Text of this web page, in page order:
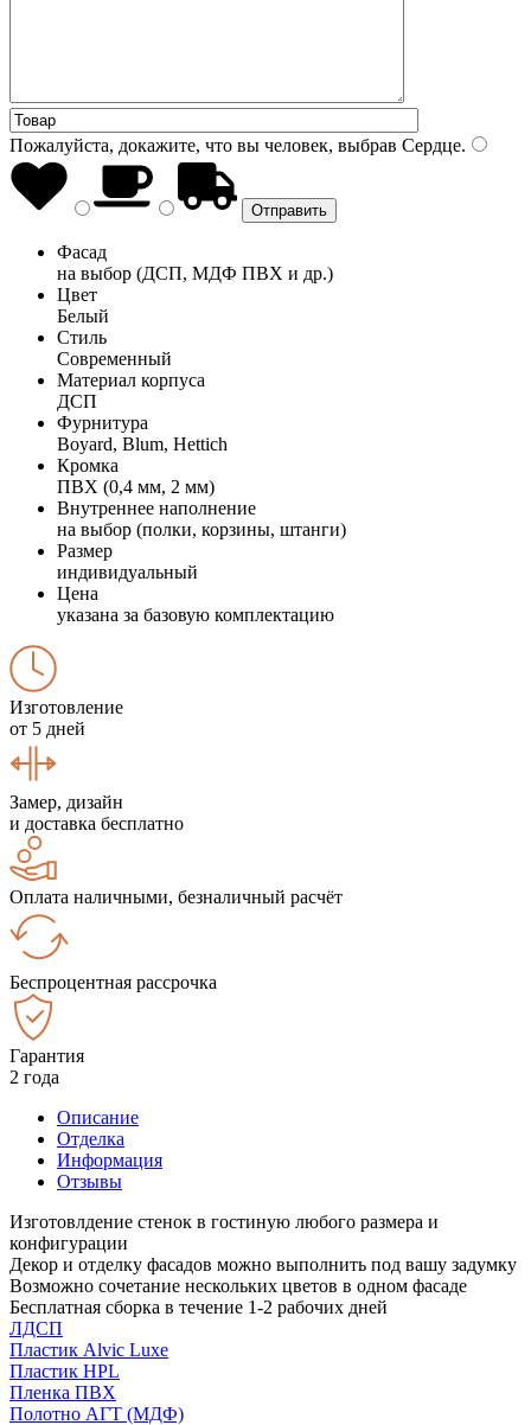
Пожалуйста, докажите, что вы человек, выбрав Сердце.
Фасад
на выбор (ДСП, МДФ ПВХ и др.)
Цвет
Белый
Стиль
Современный
Материал корпуса
ДСП
Фурнитура
Boyard, Blum, Hettich
Кромка
ПВХ (0,4 мм, 2 мм)
Внутреннее наполнение
на выбор (полки, корзины, штанги)
Размер
индивидуальный
Цена
указана за базовую комплектацию
Изготовление
от 5 дней
Замер, дизайн
и доставка бесплатно
Оплата наличными, безналичный расчёт
Беспроцентная рассрочка
Гарантия
2 года
Описание
Отделка
Информация
Отзывы
Изготовлдение стенок в гостиную любого размера и
конфигурации
Декор и отделку фасадов можно выполнить под вашу задумку
Возможно сочетание нескольких цветов в одном фасаде
Бесплатная сборка в течение 1-2 рабочих дней
ЛДСП
Пластик Alvic Luxe
Пластик HPL
Пленка ПВХ
Полотно АГТ (МДФ)